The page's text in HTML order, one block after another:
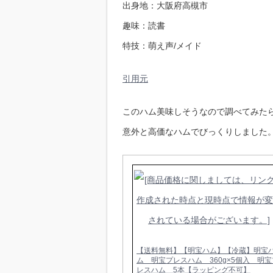
出身地：大阪府高槻市
趣味：読書
特技：萌え声/メイド
引用元
このハム美味しそうなので調べてみた
意外と高価なハムでびっくりしました。
【送料無料】【明宝ハム】【冷蔵】明宝
ム 明宝プレスハム 360g×5個入 明宝
レスハム 5本【ラッピング不可】